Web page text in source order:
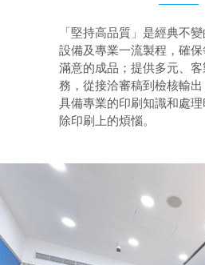
「堅持高品質」是經典不
設備及專業一流製程，確
滿意的成品；提供多元、
務，從接洽審稿到檢核輸
具備專業的印刷知識和處
除印刷上的煩惱。